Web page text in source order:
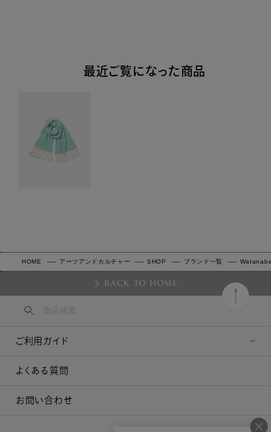
最近ご覧になった商品
HOME アーツアンドカルチャー SHOP ブランド一覧
BACK TO HOME
ご利用ガイド
よくある質問
お問い合わせ